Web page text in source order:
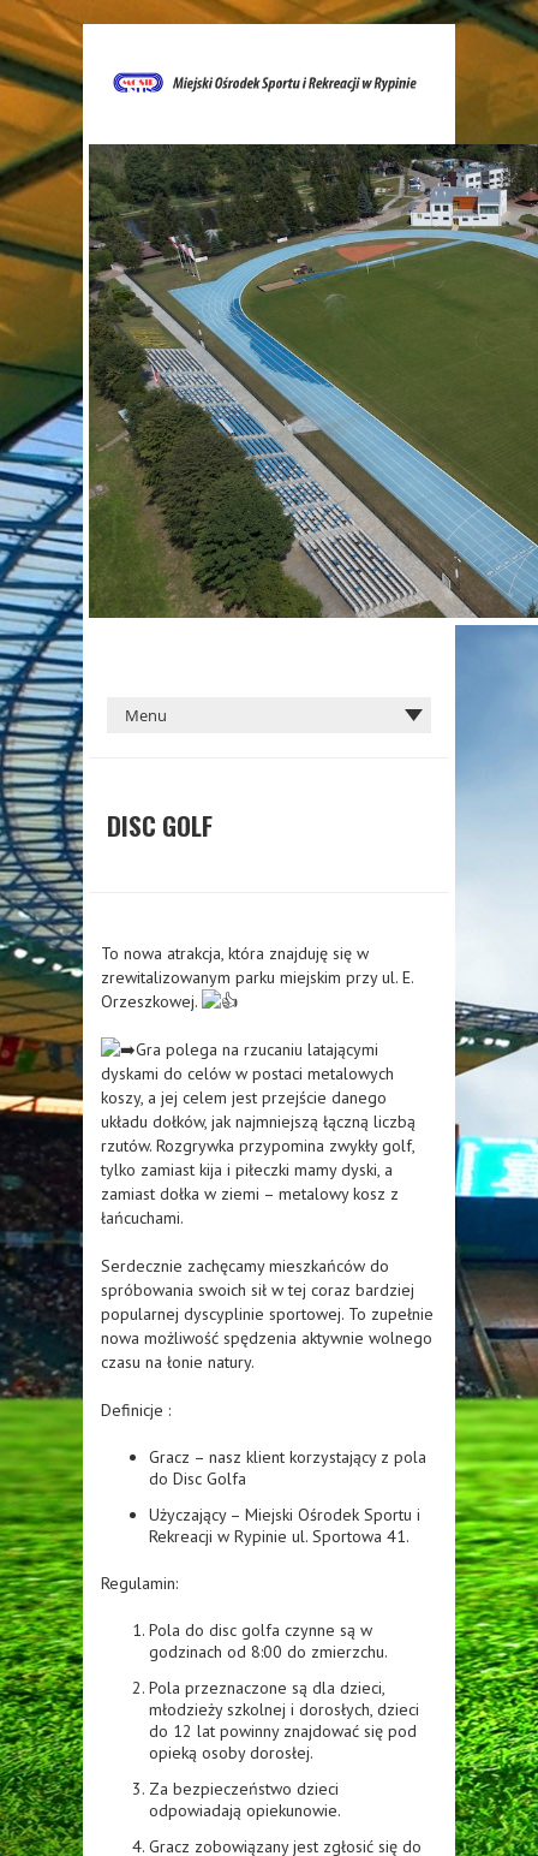
DISC GOLF
To nowa atrakcja, która znajduję się w
zrewitalizowanym parku miejskim przy ul. E.
Orzeszkowej.
Gra polega na rzucaniu latającymi
dyskami do celów w postaci metalowych
koszy, a jej celem jest przejście danego
układu dołków, jak najmniejszą łączną liczbą
rzutów. Rozgrywka przypomina zwykły golf,
tylko zamiast kija i piłeczki mamy dyski, a
zamiast dołka w ziemi – metalowy kosz z
łańcuchami.
Serdecznie zachęcamy mieszkańców do
spróbowania swoich sił w tej coraz bardziej
popularnej dyscyplinie sportowej. To zupełnie
nowa możliwość spędzenia aktywnie wolnego
czasu na łonie natury.
Definicje :
Gracz – nasz klient korzystający z pola
do Disc Golfa
Użyczający – Miejski Ośrodek Sportu i
Rekreacji w Rypinie ul. Sportowa 41.
Regulamin:
Pola do disc golfa czynne są w
godzinach od 8:00 do zmierzchu.
Pola przeznaczone są dla dzieci,
młodzieży szkolnej i dorosłych, dzieci
do 12 lat powinny znajdować się pod
opieką osoby dorosłej.
Za bezpieczeństwo dzieci
odpowiadają opiekunowie.
Gracz zobowiązany jest zgłosić się do